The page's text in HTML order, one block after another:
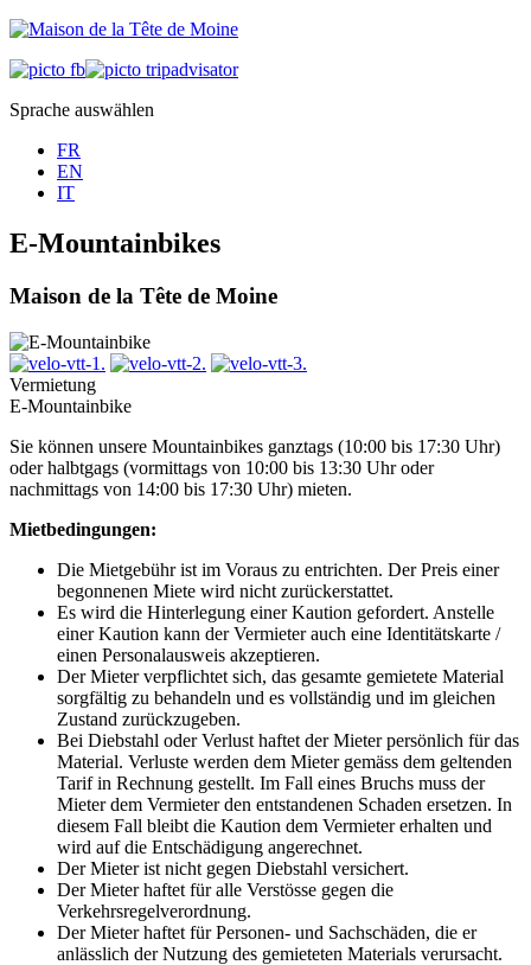
Sprache auswählen
FR
EN
IT
E-Mountainbikes
Maison de la Tête de Moine
Vermietung
E-Mountainbike
Sie können unsere Mountainbikes ganztags (10:00 bis 17:30 Uhr)
oder halbtgags (vormittags von 10:00 bis 13:30 Uhr oder
nachmittags von 14:00 bis 17:30 Uhr) mieten.
Mietbedingungen:
Die Mietgebühr ist im Voraus zu entrichten. Der Preis einer
begonnenen Miete wird nicht zurückerstattet.
Es wird die Hinterlegung einer Kaution gefordert. Anstelle
einer Kaution kann der Vermieter auch eine Identitätskarte /
einen Personalausweis akzeptieren.
Der Mieter verpflichtet sich, das gesamte gemietete Material
sorgfältig zu behandeln und es vollständig und im gleichen
Zustand zurückzugeben.
Bei Diebstahl oder Verlust haftet der Mieter persönlich für das
Material. Verluste werden dem Mieter gemäss dem geltenden
Tarif in Rechnung gestellt. Im Fall eines Bruchs muss der
Mieter dem Vermieter den entstandenen Schaden ersetzen. In
diesem Fall bleibt die Kaution dem Vermieter erhalten und
wird auf die Entschädigung angerechnet.
Der Mieter ist nicht gegen Diebstahl versichert.
Der Mieter haftet für alle Verstösse gegen die
Verkehrsregelverordnung.
Der Mieter haftet für Personen- und Sachschäden, die er
anlässlich der Nutzung des gemieteten Materials verursacht.